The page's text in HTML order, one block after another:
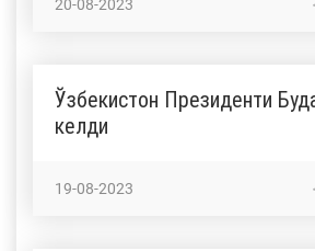
20-08-2023
Ўзбекистон Президенти
келди
19-08-2023